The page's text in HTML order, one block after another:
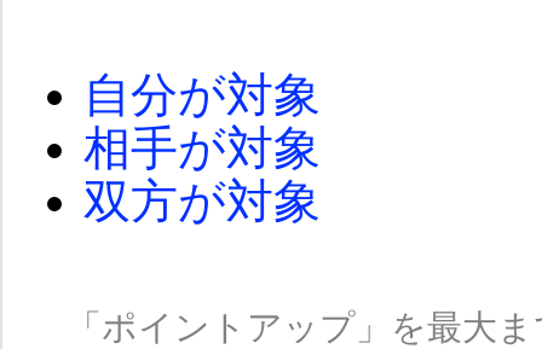
自分が対象
相手が対象
双方が対象
「ポイントアップ」を最大